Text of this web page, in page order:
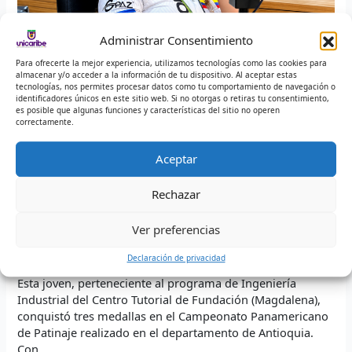
Administrar Consentimiento
Para ofrecerte la mejor experiencia, utilizamos tecnologías como las cookies para
almacenar y/o acceder a la información de tu dispositivo. Al aceptar estas
tecnologías, nos permites procesar datos como tu comportamiento de navegación o
identificadores únicos en este sitio web. Si no otorgas o retiras tu consentimiento,
es posible que algunas funciones y características del sitio no operen
correctamente.
Aceptar
Rechazar
Ver preferencias
Declaración de privacidad
Nicoll Machado Rodríguez: La
estudiante de Unicaribe que patina
hacia la gloria internacional
Esta joven, perteneciente al programa de Ingeniería
Industrial del Centro Tutorial de Fundación (Magdalena),
conquistó tres medallas en el Campeonato Panamericano
de Patinaje realizado en el departamento de Antioquia.
patina
la
gloria
internacional